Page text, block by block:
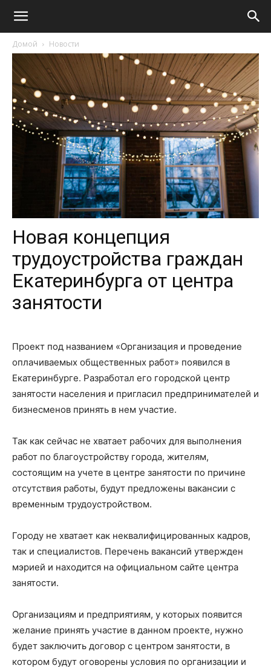
Домой Новости
Новая концепция
трудоустройства граждан
Екатеринбурга от центра
занятости
Проект под названием «Организация и проведение
оплачиваемых общественных работ» появился в
Екатеринбурге. Разработал его городской центр
занятости населения и пригласил предпринимателей и
бизнесменов принять в нем участие.
Так как сейчас не хватает рабочих для выполнения
работ по благоустройству города, жителям,
состоящим на учете в центре занятости по причине
отсутствия работы, будут предложены вакансии с
временным трудоустройством.
Городу не хватает как неквалифицированных кадров,
так и специалистов. Перечень вакансий утвержден
мэрией и находится на официальном сайте центра
занятости.
Организациям и предприятиям, у которых появится
желание принять участие в данном проекте, нужно
будет заключить договор с центром занятости, в
котором будут оговорены условия по организации и